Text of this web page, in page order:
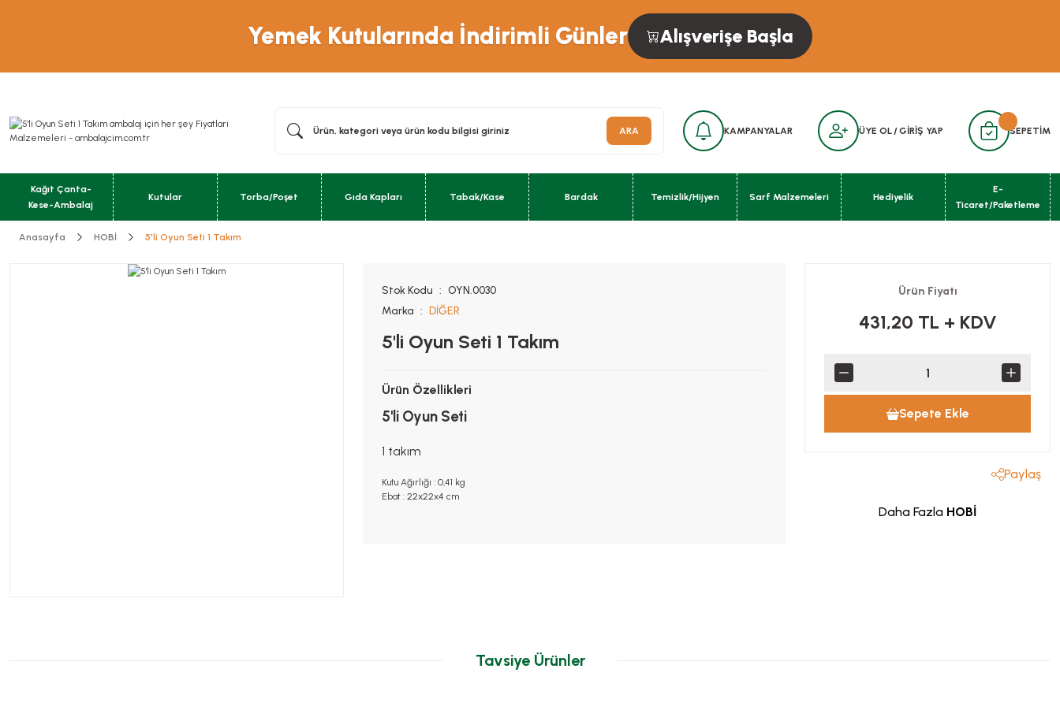
Yemek Kutularında İndirimli Günler Alışverişe Başla
ARA KAMPANYALAR ÜYE OL /GİRİŞ YAP SEPETİM
Kağıt Çanta-
Kese-Ambalaj
Kutular Torba/Poşet Gıda Kapları Tabak/Kase Bardak Temizlik/Hijyen Sarf Malzemeleri Hediyelik
E-
Ticaret/Paketleme
Anasayfa HOBİ 5'li Oyun Seti 1 Takım
Stok Kodu
OYN.0030
Marka
DİĞER
5'li Oyun Seti 1 Takım
Ürün Özellikleri
5'li Oyun Seti
1 takım
Kutu Ağırlığı : 0,41 kg
Ebat : 22x22x4 cm
Ürün Fiyatı
431,20 TL + KDV
Sepete Ekle
Paylaş
Daha Fazla HOBİ
Tavsiye Ürünler